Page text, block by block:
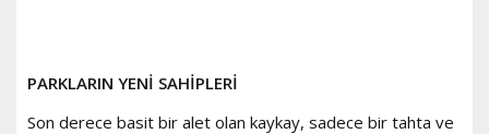
PARKLARIN YENİ SAHİPLERİ
Son derece basit bir alet olan kaykay, sadece bir tahta ve